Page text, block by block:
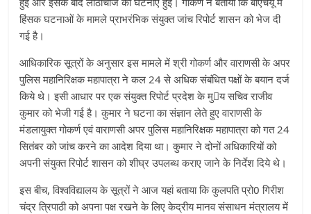
हिंसक घटनाओं के मामले प्राभरंभिक संयुक्त जांच रिपोर्ट शासन को भेज दी
गई है।
आधिकारिक सूत्रों के अनुसार इस मामले में श्री गोकर्ण और वाराणसी के अपर
पुलिस महानिरिक्षक महापात्रा ने कल 24 से अधिक संबंधित पक्षों के बयान दर्ज
किये थे। इसी आधार पर एक संयुक्त रिपोर्ट प्रदेश के मुय सचिव राजीव
कुमार को भेजी गई है। कुमार ने घटना का संज्ञान लेते हुए वाराणसी के
मंडलायुक्त गोकर्ण एवं वाराणसी अपर पुलिस महानिरिक्षक महापात्रा को गत 24
सितंबर को जांच करने का आदेश दिया था। कुमार ने दोनों अधिकारियों को
अपनी संयुक्त रिपोर्ट शासन को शीघ्र उपलब्ध कराए जाने के निर्देश दिये थे।
इस बीच, विश्वविद्यालय के सूत्रों ने आज यहां बताया कि कुलपति प्रो0 गिरीश
चंद्र त्रिपाठी को अपना पक्ष रखने के लिए केद्रीय मानव संसाधन मंत्रालय में